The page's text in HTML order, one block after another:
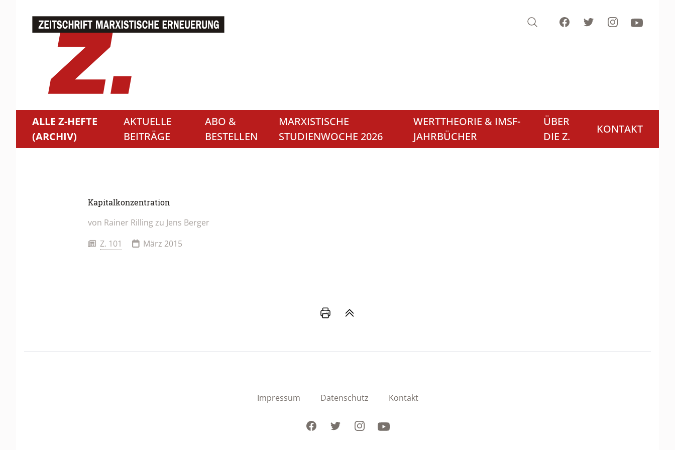
Search FacebookTwitterInstagramYoutube
ALLE Z-HEFTE
(ARCHIV)
AKTUELLE
BEITRÄGE
ABO &
BESTELLEN
MARXISTISCHE
STUDIENWOCHE 2026
WERTTHEORIE & IMSF-
JAHRBÜCHER
ÜBER
DIE Z.
KONTAKT
Kapitalkonzentration
von Rainer Rilling zu Jens Berger
Z. 101
März 2015
Impressum Datenschutz Kontakt
FacebookTwitterInstagramYoutube